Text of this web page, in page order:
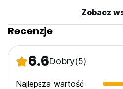
Zobacz
Recenzje
6.6Dobry(5)
Najlepsza wartość